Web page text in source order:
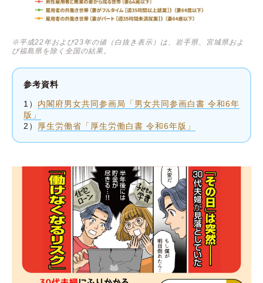
※平成22年および23年の値（白抜き表示）は、岩手県、宮城県およ
び福島県を除く全国の結果。
参考資料
1） 内閣府男女共同参画局「男女共同参画白書 令和6年
版」
2）
厚生労働省「厚生労働白書 令和6年版」